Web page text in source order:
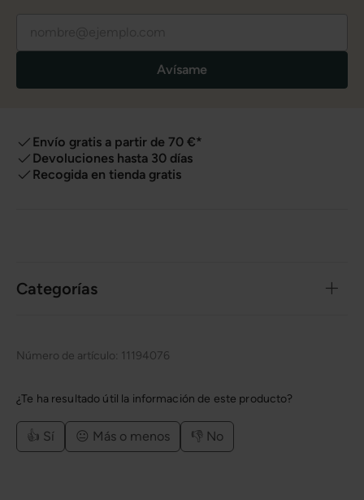
Avísame
Envío gratis a partir de 70 €*
Devoluciones hasta 30 días
Recogida en tienda gratis
Categorías
Número de artículo: 11194076
¿Te ha resultado útil la información de este producto?
👍 Sí 😐 Más o menos 👎 No